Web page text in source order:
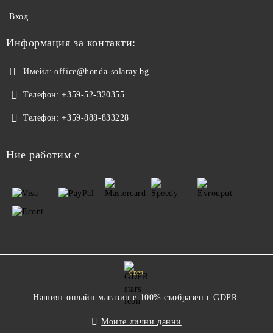
Вход
Информация за контакти:
Имейл: office@honda-solaray.bg
Телефон: +359-52-320355
Телефон: +359-888-833228
Ние работим с
GDPR
Нашият онлайн магазин е 100% съобразен с GDPR.
Моите лични данни